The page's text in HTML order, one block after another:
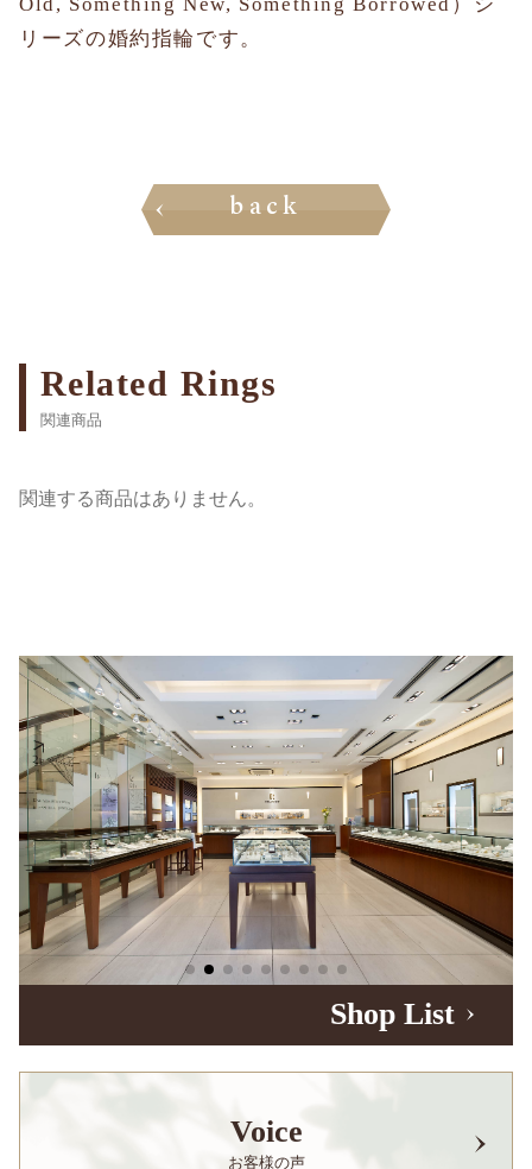
リーズの婚約指輪です。
back
Related Rings
関連商品
関連する商品はありません。
Shop List
Voice
お客様の声